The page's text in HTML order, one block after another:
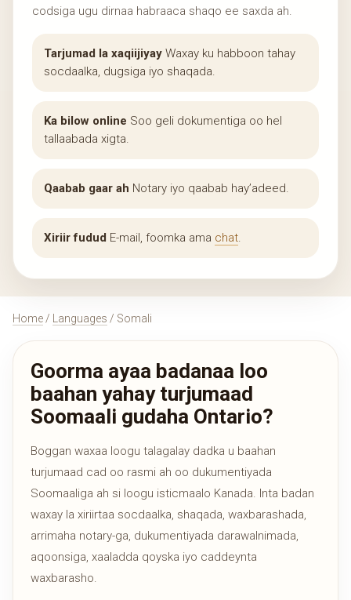
codsiga ugu dirnaa habraaca shaqo ee saxda ah.
Tarjumad la xaqiijiyay Waxay ku habboon tahay
socdaalka, dugsiga iyo shaqada.
Ka bilow online Soo geli dokumentiga oo hel
tallaabada xigta.
Qaabab gaar ah Notary iyo qaabab hay’adeed.
Xiriir fudud E-mail, foomka ama chat.
Home / Languages / Somali
Goorma ayaa badanaa loo
baahan yahay turjumaad
Soomaali gudaha Ontario?
Boggan waxaa loogu talagalay dadka u baahan
turjumaad cad oo rasmi ah oo dukumentiyada
Soomaaliga ah si loogu isticmaalo Kanada. Inta badan
waxay la xiriirtaa socdaalka, shaqada, waxbarashada,
arrimaha notary-ga, dukumentiyada darawalnimada,
aqoonsiga, xaaladda qoyska iyo caddeynta
waxbarasho.